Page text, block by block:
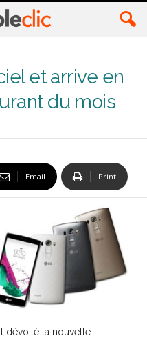
et arrive en
du mois
Email Print
dévoilé la nouvelle